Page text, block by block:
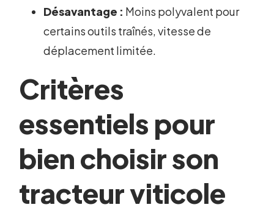
Désavantage : Moins polyvalent pour
certains outils traînés, vitesse de
déplacement limitée.
Critères
essentiels pour
bien choisir son
tracteur viticole